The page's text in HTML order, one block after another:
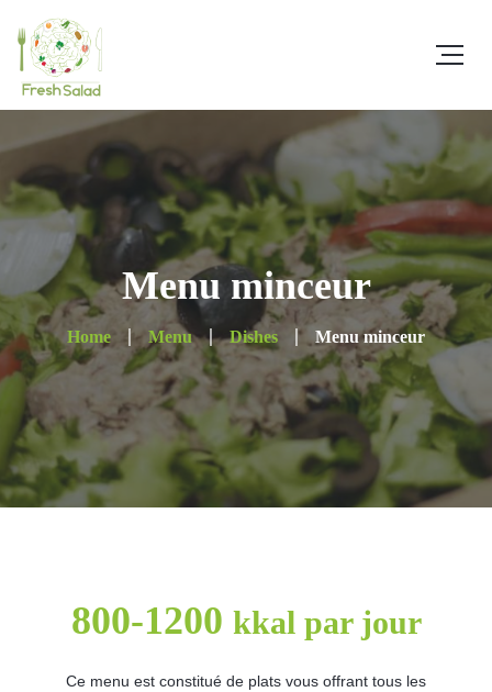
Menu minceur
Home Menu Dishes Menu minceur
800-1200 kkal par jour
Ce menu est constitué de plats vous offrant tous les